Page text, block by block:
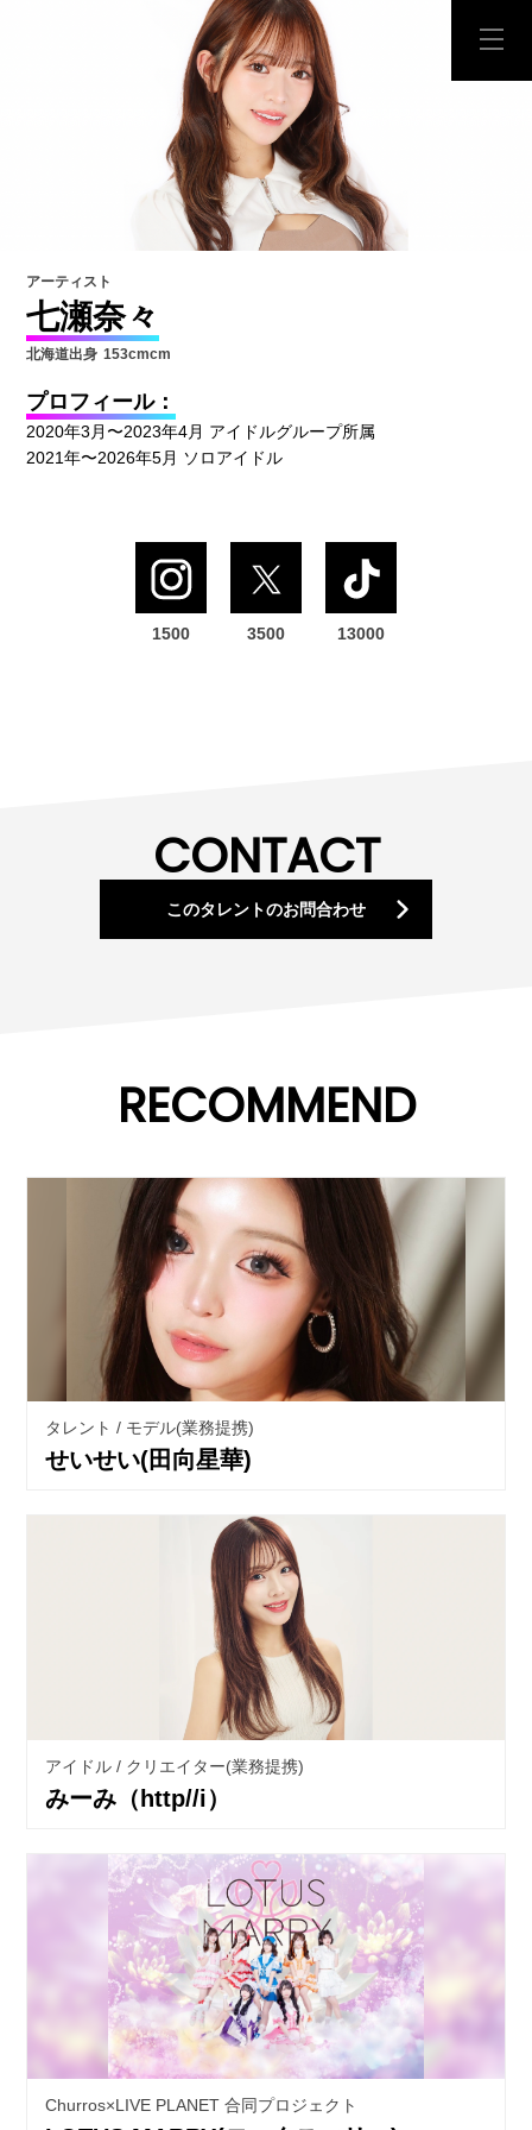
アーティスト
七瀬奈々
北海道出身 153cmcm
プロフィール：
2020年3月〜2023年4月 アイドルグループ所属
2021年〜2026年5月 ソロアイドル
1500 3500 13000
CONTACT
このタレントのお問合わせ
RECOMMEND
タレント / モデル(業務提携)
せいせい(田向星華)
アイドル / クリエイター(業務提携)
みーみ（http//i）
Churros×LIVE PLANET 合同プロジェクト